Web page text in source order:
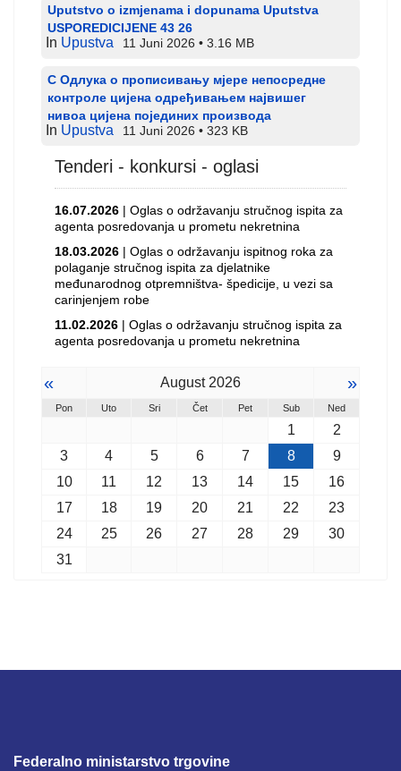
Uputstvo o izmjenama i dopunama Uputstva
USPOREDICIJENE 43 26
In Upustva 11 Juni 2026 3.16 MB
С Одлука о прописивању мјере непосредне
контроле цијена одређивањем највишег
нивоа цијена појединих производа
In Upustva 11 Juni 2026 323 KB
Tenderi - konkursi - oglasi
16.07.2026 | Oglas o održavanju stručnog ispita za
agenta posredovanja u prometu nekretnina
18.03.2026 | Oglas o održavanju ispitnog roka za
polaganje stručnog ispita za djelatnike
međunarodnog otpremništva- špedicije, u vezi sa
carinjenjem robe
11.02.2026 | Oglas o održavanju stručnog ispita za
agenta posredovanja u prometu nekretnina
« August 2026 »
Pon Uto Sri Čet Pet Sub Ned
1
2
3
4 5 6 7 8
9
10
11 12 13 14 15
16
17
18 19 20 21 22
23
24
25 26 27 28 29
30
31
Federalno ministarstvo trgovine